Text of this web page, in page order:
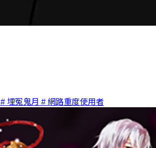
# 埋冤鬼月 # 網路重度使用者